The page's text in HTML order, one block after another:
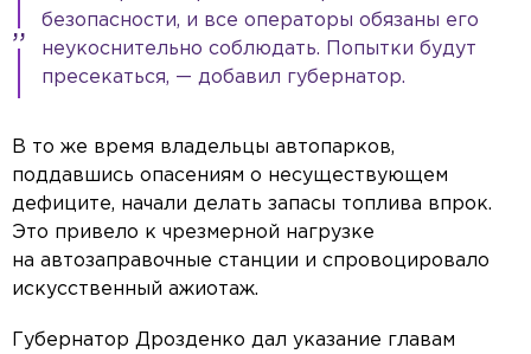
безопасности, и все операторы обязаны его
неукоснительно соблюдать. Попытки будут
пресекаться, — добавил губернатор.
В то же время владельцы автопарков,
поддавшись опасениям о несуществующем
дефиците, начали делать запасы топлива впрок.
Это привело к чрезмерной нагрузке
на автозаправочные станции и спровоцировало
искусственный ажиотаж.
Губернатор Дрозденко дал указание главам